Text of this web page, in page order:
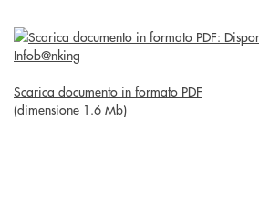
Scarica documento in formato PDF
(dimensione 1.6 Mb)